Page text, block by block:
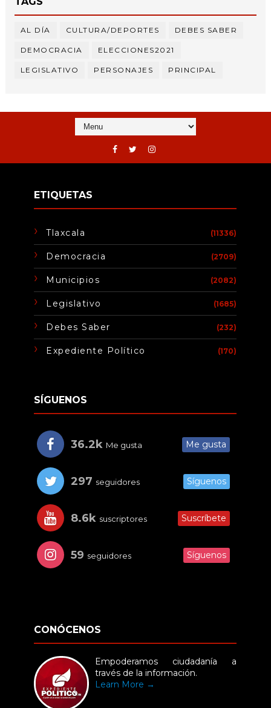
AL DÍA CULTURA/DEPORTES DEBES SABER
DEMOCRACIA ELECCIONES2021
LEGISLATIVO PERSONAJES PRINCIPAL
ETIQUETAS
Tlaxcala (11336)
Democracia (2709)
Municipios (2082)
Legislativo (1685)
Debes Saber (232)
Expediente Político (170)
SÍGUENOS
36.2k Me gusta Me gusta
297 seguidores Síguenos
8.6k suscriptores Suscríbete
59 seguidores Síguenos
CONÓCENOS
Empoderamos ciudadanía a
través de la información.
Learn More →